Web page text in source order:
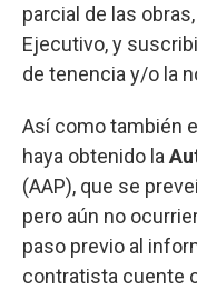
parcial de las
Ejecutivo, y
de tenencia y/o la
Así como también
haya obtenido la
(AAP), que se
pero aún no
paso previo al
contratista cuente